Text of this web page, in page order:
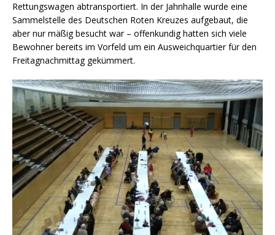
Rettungswagen abtransportiert. In der Jahnhalle wurde eine
Sammelstelle des Deutschen Roten Kreuzes aufgebaut, die
aber nur mäßig besucht war – offenkundig hatten sich viele
Bewohner bereits im Vorfeld um ein Ausweichquartier für den
Freitagnachmittag gekümmert.